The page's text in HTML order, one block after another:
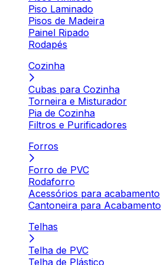
Piso Laminado
Pisos de Madeira
Painel Ripado
Rodapés
Cozinha
Cubas para Cozinha
Torneira e Misturador
Pia de Cozinha
Filtros e Purificadores
Forros
Forro de PVC
Rodaforro
Acessórios para acabamento
Cantoneira para Acabamento
Telhas
Telha de PVC
Telha de Plástico